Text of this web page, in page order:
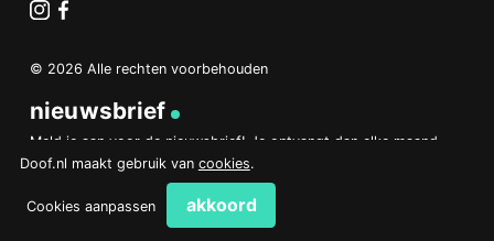
© 2026 Alle rechten voorbehouden
nieuwsbrief
Meld je aan voor de nieuwsbrief! Je ontvangt dan elke maand
een overzicht van het belangrijkste nieuws.
aanmelden
Doof.nl maakt gebruik van cookies.
Cookies aanpassen akkoord